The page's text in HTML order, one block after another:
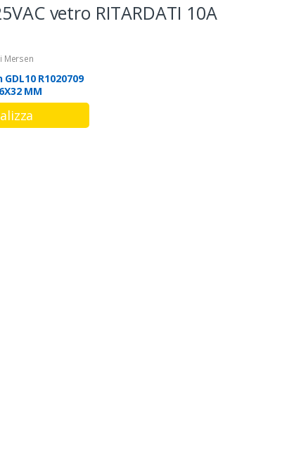
vetro RITARDATI 10A
Mersen
R1020709
MM